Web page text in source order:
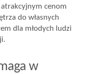
cenom
do własnych
dla młodych ludzi
w